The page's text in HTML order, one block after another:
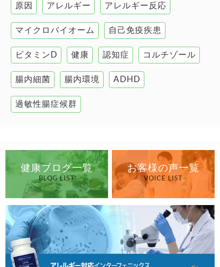
肝臓の健康
腸の健康
自己免疫疾患
高血圧
原因 アレルギー アレルギー反応
マイクロバイオーム 自己免疫疾患
ビタミンD 健康 認知症 コルチゾール
腸内細菌 腸内環境 ADHD
過敏性腸症候群
健康ブログ一覧
BLOG LIST
お客様の声一覧
VOICE LIST